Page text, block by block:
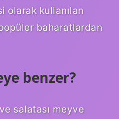
olarak kullanılan
baharatlardan
benzer?
salatası meyve